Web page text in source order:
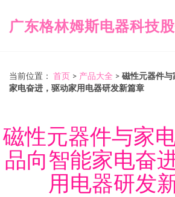
广东格林姆斯电器科技
当前位置： 首页 > 产品大全 > 磁性元器件
家电奋进，驱动家用电器研发新篇章
磁性元器件与家
品向智能家电奋
用电器研发